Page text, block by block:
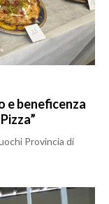
e beneficenza
Provincia di